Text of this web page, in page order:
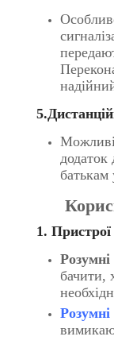
додаток
батькам
1.
бачити,
Розумні